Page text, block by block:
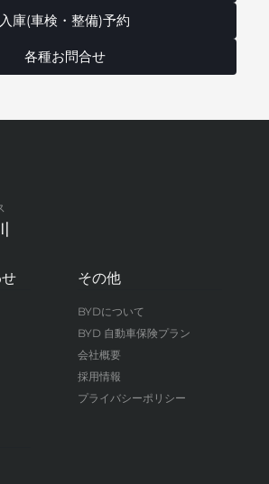
入庫(車検・整備)予約
各種お問合せ
その他
BYDについて
BYD 自動車保険プラン
会社概要
採用情報
プライバシーポリシー